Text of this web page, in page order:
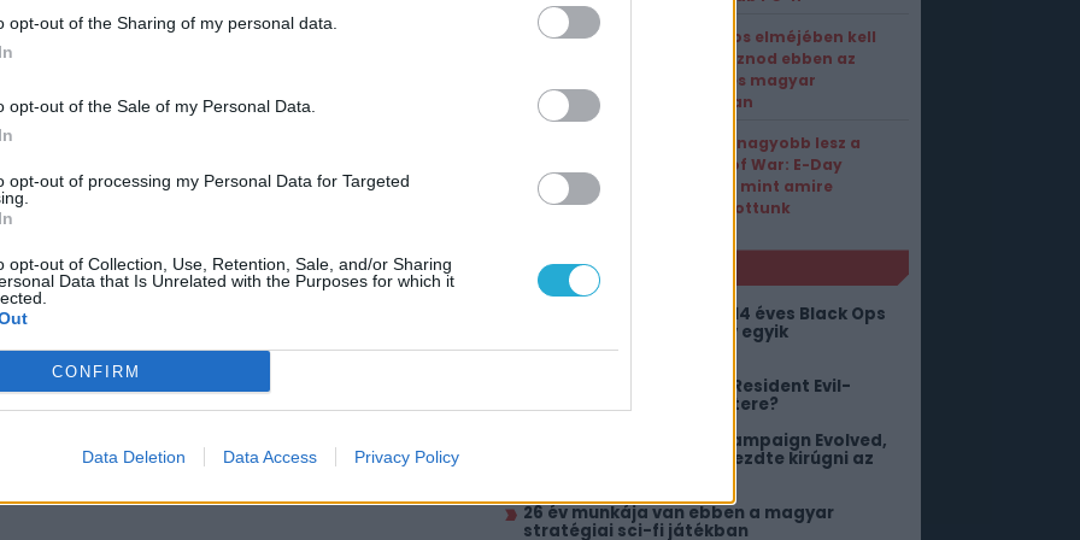
opt-out of the Sharing of my personal data.
opt-out of the Sale of my Personal Data.
opt-out of processing my Personal Data for Targeted
opt-out of Collection, Use, Retention, Sale, and/or Sharing
Data that Is Unrelated with the Purposes for which it
CONFIRM
Data Deletion Data Access Privacy Policy
hogy a PC Guru tartalmairól véletlenül
a Dragon Age: The Veilguard
a Dragon Age: The Veilguard
A gyilkos elméjében kell
nyomoznod ebben az
ígéretes magyar
játékban
Sokkal nagyobb lesz a
Gears of War: E-Day
bétája, mint amire
számítottunk
AJÁNLÓ
Lehoz az életről, hogy a 14 éves Black Ops
2 megúszós portja az év egyik
legnagyobb durranása
K-pop énekesnek állt a Resident Evil-
széria legszexibb karaktere?
Akkora „siker” a Halo: Campaign Evolved,
hogy az Xbox már el is kezdte kirúgni az
26 év munkája van ebben a magyar
stratégiai sci-fi játékban